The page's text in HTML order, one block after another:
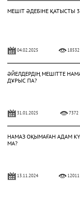
МЕШІТ ӘДЕБІНЕ ҚАТЫСТЫ
04.02.2025 18532
ӘЙЕЛДЕРДІҢ МЕШІТТЕ
ДҰРЫС ПА?
31.01.2025 7372
НАМАЗ ОҚЫМАҒАН АДАМ
МА?
13.11.2024 12011